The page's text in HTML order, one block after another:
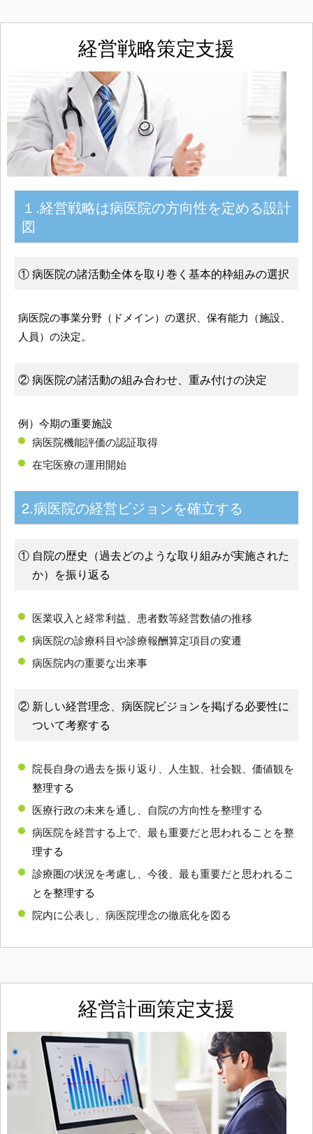
経営戦略策定支援
１.経営戦略は病医院の方向性を定める設計
図
① 病医院の諸活動全体を取り巻く基本的枠組みの選択
病医院の事業分野（ドメイン）の選択、保有能力（施設、
人員）の決定。
② 病医院の諸活動の組み合わせ、重み付けの決定
例）今期の重要施設
病医院機能評価の認証取得
在宅医療の運用開始
2.病医院の経営ビジョンを確立する
① 自院の歴史（過去どのような取り組みが実施された
か）を振り返る
医業収入と経常利益、患者数等経営数値の推移
病医院の診療科目や診療報酬算定項目の変遷
病医院内の重要な出来事
② 新しい経営理念、病医院ビジョンを掲げる必要性に
ついて考察する
院長自身の過去を振り返り、人生観、社会観、価値観を
整理する
医療行政の未来を通し、自院の方向性を整理する
病医院を経営する上で、最も重要だと思われることを整
理する
診療圏の状況を考慮し、今後、最も重要だと思われるこ
とを整理する
院内に公表し、病医院理念の徹底化を図る
経営計画策定支援